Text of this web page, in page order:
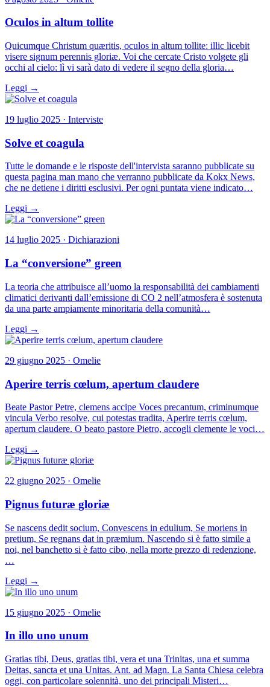
Oculos in altum tollite
Quicumque Christum quæritis, oculos in altum tollite: illic licebit
visere signum perennis gloriæ. Voi che cercate Cristo volgete gli
occhi al cielo: lì vi sarà dato di vedere il segno della gloria…
Leggi →
19 luglio 2025 · Interviste
Solve et coagula
Tutte le domande e le risposte dell'intervista saranno pubblicate su
questa pagina man mano che verranno pubblicate da Kokx News,
che ne detiene i diritti esclusivi. Per ogni puntata viene indicato…
Leggi →
14 luglio 2025 · Dichiarazioni
La “conversione” green
La teoria che attribuisce all’uomo la responsabilità dei cambiamenti
climatici derivanti dall’emissione di CO 2 nell’atmosfera è sostenuta
da una parte ampiamente minoritaria della comunità…
Leggi →
29 giugno 2025 · Omelie
Aperire terris cœlum, apertum claudere
Beate Pastor Petre, clemens accipe Voces precantum, criminumque
vincula Verbo resolve, cui potestas tradita, Aperire terris cœlum,
apertum claudere. O beato pastore Pietro, accogli clemente le voci…
Leggi →
22 giugno 2025 · Omelie
Pignus futuræ gloriæ
Se nascens dedit socium, Convescens in edulium, Se moriens in
pretium, Se regnans dat in præmium. Nascendo si è fatto simile a
noi, nel banchetto si è fatto cibo, nella morte prezzo di redenzione,
…
Leggi →
15 giugno 2025 · Omelie
In illo uno unum
Gratias tibi, Deus, gratias tibi, vera et una Trinitas, una et summa
Deitas, sancta et una Unitas. Ant. ad Magn. La Santa Chiesa celebra
oggi, con particolare solennità, uno dei principali Misteri…